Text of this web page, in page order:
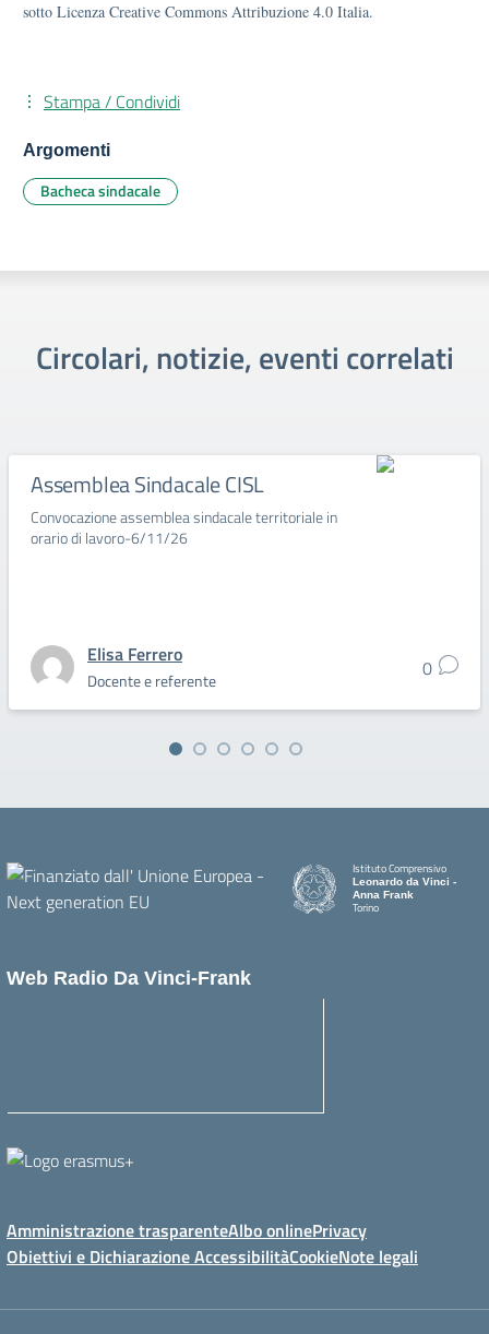
sotto Licenza Creative Commons Attribuzione 4.0 Italia.
Stampa / Condividi
Argomenti
Bacheca sindacale
Circolari, notizie, eventi correlati
Assemblea Sindacale CISL
Convocazione assemblea sindacale territoriale in
orario di lavoro-6/11/26
Elisa Ferrero
Docente e referente 0
Istituto Comprensivo
Leonardo da Vinci -
Anna Frank
Torino
Web Radio Da Vinci-Frank
Amministrazione trasparenteAlbo onlinePrivacy
Obiettivi e Dichiarazione AccessibilitàCookieNote legali